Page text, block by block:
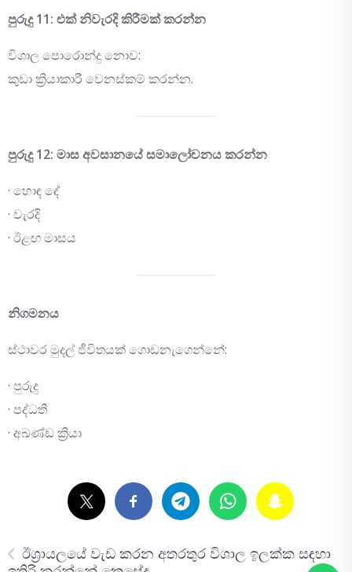
පුරුදු 11: එක් නිවැරදි කිරීමක් කරන්න
විශාල පොරොන්දු නොව:
කුඩා ක්‍රියාකාරී වෙනස්කම් කරන්න.
පුරුදු 12: මාස අවසානයේ සමාලෝචනය කරන්න
· හොඳ දේ
· වැරදි
· ඊළඟ මාසය
නිගමනය
ස්ථාවර මුදල් ජීවිතයක් ගොඩනැගෙන්නේ:
· පුරුදු
· පද්ධති
· අඛණ්ඩ ක්‍රියා
ඊශ්‍රායලයේ වැඩ කරන අතරතුර විශාල ඉලක්ක සඳහා